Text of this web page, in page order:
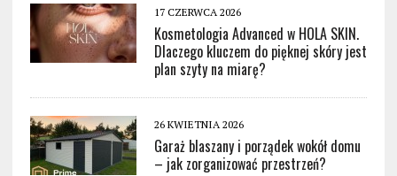
17 CZERWCA 2026
Kosmetologia Advanced w HOLA SKIN.
Dlaczego kluczem do pięknej skóry jest
plan szyty na miarę?
26 KWIETNIA 2026
Garaż blaszany i porządek wokół domu
– jak zorganizować przestrzeń?